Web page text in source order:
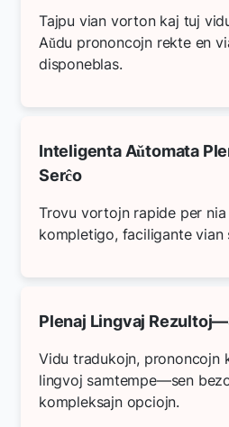
Tajpu vian vorton kaj tuj
Aŭdu prononcojn rekte en
disponeblas.
Inteligenta Aŭtomata
Serĉo
Trovu vortojn rapide per
kompletigo, faciligante vian
Plenaj Lingvaj
Vidu tradukojn, prononcojn
lingvoj samtempe—sen
kompleksajn opciojn.